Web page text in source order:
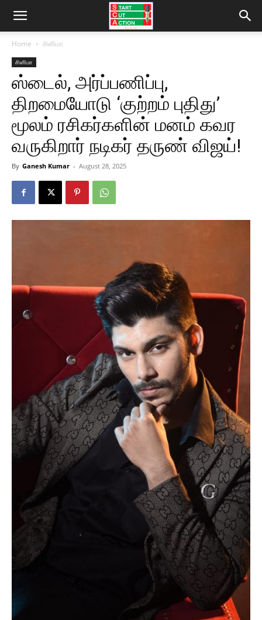
Home சினிமா
சினிமா
ஸ்டைல், அர்ப்பணிப்பு,
திறமையோடு ‘குற்றம் புதிது’
மூலம் ரசிகர்களின் மனம் கவர
வருகிறார் நடிகர் தருண் விஜய்!
By Ganesh Kumar - August 28, 2025